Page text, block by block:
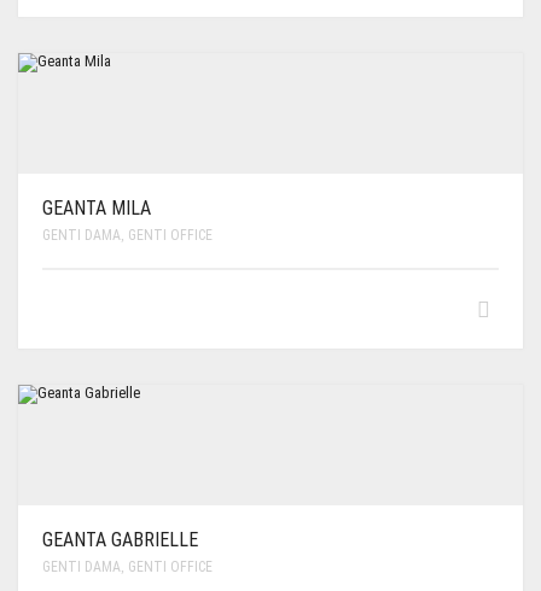
GEANTA MILA
GENTI DAMA GENTI OFFICE
GEANTA GABRIELLE
GENTI DAMA GENTI OFFICE